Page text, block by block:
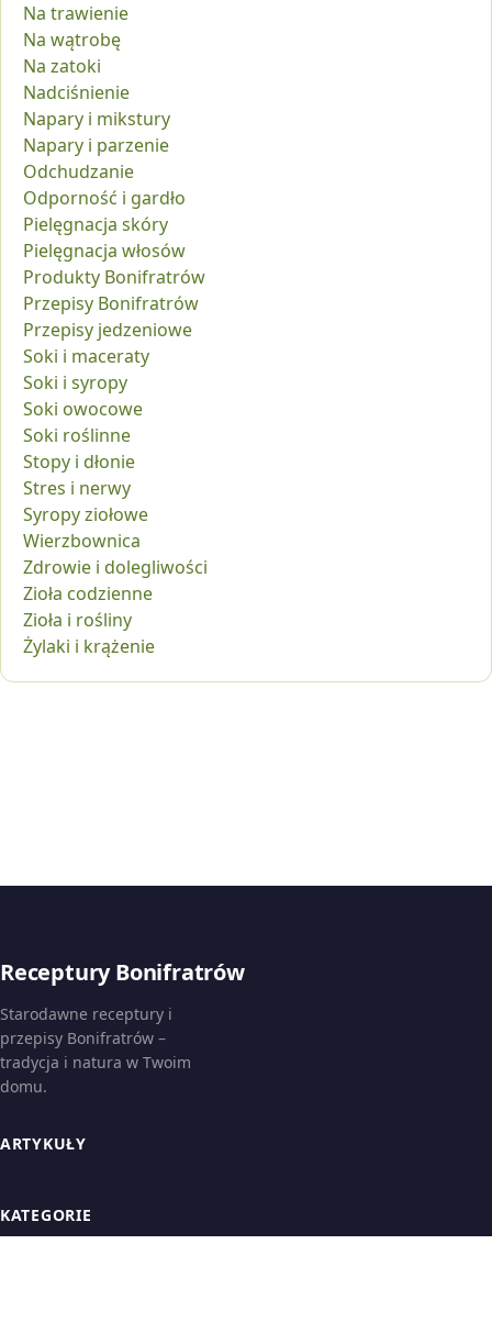
Na trawienie
Na wątrobę
Na zatoki
Nadciśnienie
Napary i mikstury
Napary i parzenie
Odchudzanie
Odporność i gardło
Pielęgnacja skóry
Pielęgnacja włosów
Produkty Bonifratrów
Przepisy Bonifratrów
Przepisy jedzeniowe
Soki i maceraty
Soki i syropy
Soki owocowe
Soki roślinne
Stopy i dłonie
Stres i nerwy
Syropy ziołowe
Wierzbownica
Zdrowie i dolegliwości
Zioła codzienne
Zioła i rośliny
Żylaki i krążenie
Receptury Bonifratrów
Starodawne receptury i
przepisy Bonifratrów –
tradycja i natura w Twoim
domu.
ARTYKUŁY
KATEGORIE